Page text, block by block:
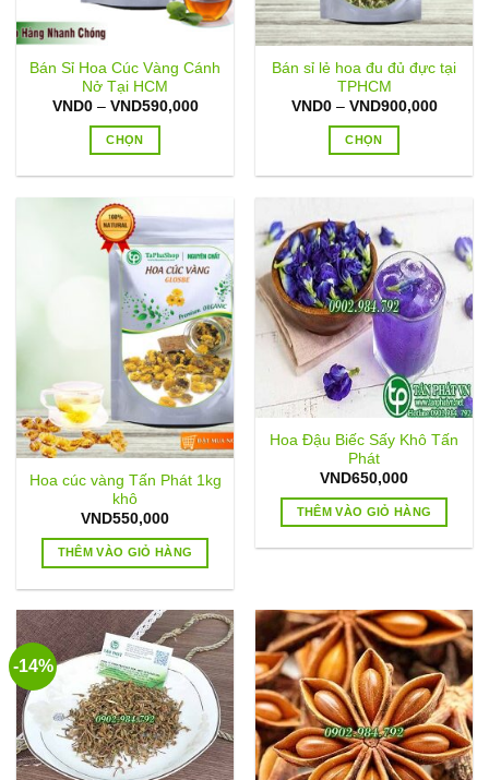
Bán Sỉ Hoa Cúc Vàng Cánh
Nở Tại HCM
VND0 – VND590,000Khoảng
VND590,000
CHỌN
này
có
nhiều
biến
thể.
Các
tùy
chọn
có
thể
được
chọn
trên
trang
phẩm
Bán sỉ lẻ hoa đu đủ đực tại
TPHCM
VND0 – VND900,000Khoảng
CHỌN
có
nhiều
biến
thể.
Các
tùy
chọn
có
thể
được
chọn
trên
trang
sản
Hoa cúc vàng Tấn Phát 1kg
khô
VND550,000
THÊM VÀO GIỎ HÀNG
Hoa Đậu Biếc Sấy Khô Tấn
Phát
VND650,000
THÊM VÀO GIỎ HÀNG
-14%